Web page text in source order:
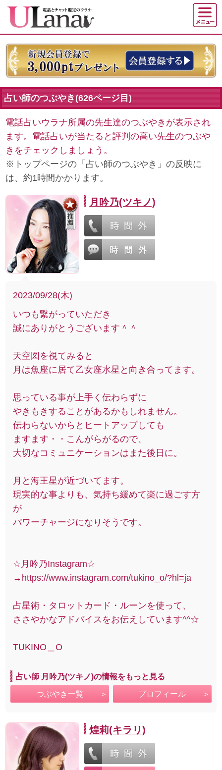
占い師のつぶやき(626ページ目)
電話占いウラナ所属の先生達のつぶやきが表示され
ます。電話占いが当たると評判の高い先生のつぶや
きをチェックしましょう。
※トップページの「占い師のつぶやき」の反映に
は、約1時間かかります。
月吟乃(ツキノ)
2023/09/28(木)
いつも繋がっていただき
誠にありがとうございます＾＾
天空図を視てみると
月は魚座に居て乙女座水星と向き合ってます。
思っている事が上手く伝わらずに
やきもきすることがあるかもしれません。
伝わらないからとヒートアップしても
ますます・・こんがらがるので、
大切なコミュニケーションはまた後日に。
月と海王星が近づいてます。
現実的な事よりも、気持ち緩めて楽に過ごす方
が
パワーチャージになりそうです。
☆月吟乃Instagram☆
→https://www.instagram.com/tukino_o/?hl=ja
占星術・タロットカード・ルーンを使って、
ささやかなアドバイスをお伝えしています^^☆
TUKINO＿O
占い師 月吟乃(ツキノ)の情報をもっと見る
つぶやき一覧 プロフィール
煌莉(キラリ)